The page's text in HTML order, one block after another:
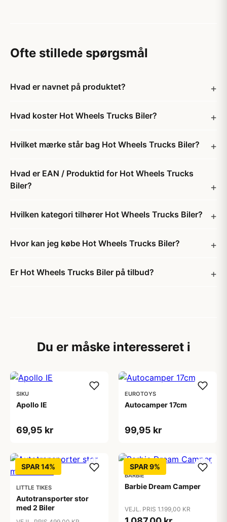
Ofte stillede spørgsmål
Hvad er navnet på produktet?
Hvad koster Hot Wheels Trucks Biler?
Hvilket mærke står bag Hot Wheels Trucks Biler?
Hvad er EAN / Produktid for Hot Wheels Trucks
Biler?
Hvilken kategori tilhører Hot Wheels Trucks Biler?
Hvor kan jeg købe Hot Wheels Trucks Biler?
Er Hot Wheels Trucks Biler på tilbud?
Du er måske interesseret i
SIKU
Apollo IE
69,95 kr
EUROTOYS
Autocamper 17cm
99,95 kr
SPAR 14%
LITTLE TIKES
Autotransporter stor
med 2 Biler
SPAR 9%
BARBIE
Barbie Dream Camper
VEJL. PRIS 1.199,00 KR